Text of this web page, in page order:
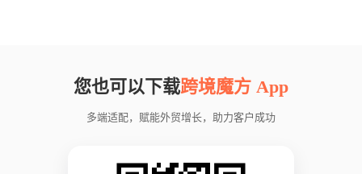
您也可以下载跨境魔方 App
多端适配，赋能外贸增长，助力客户成功